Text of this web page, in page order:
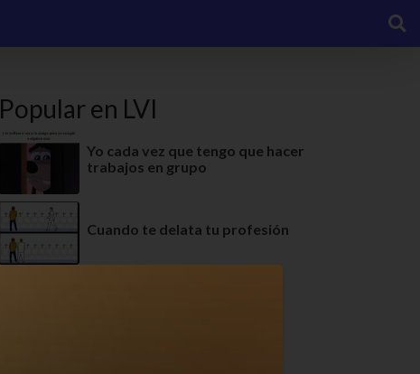
Popular en LVI
Yo cada vez que tengo que hacer
trabajos en grupo
Cuando te delata tu profesión